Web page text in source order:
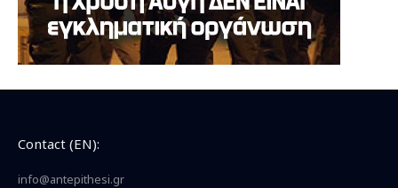
Contact (EN):
info@antepithesi.gr